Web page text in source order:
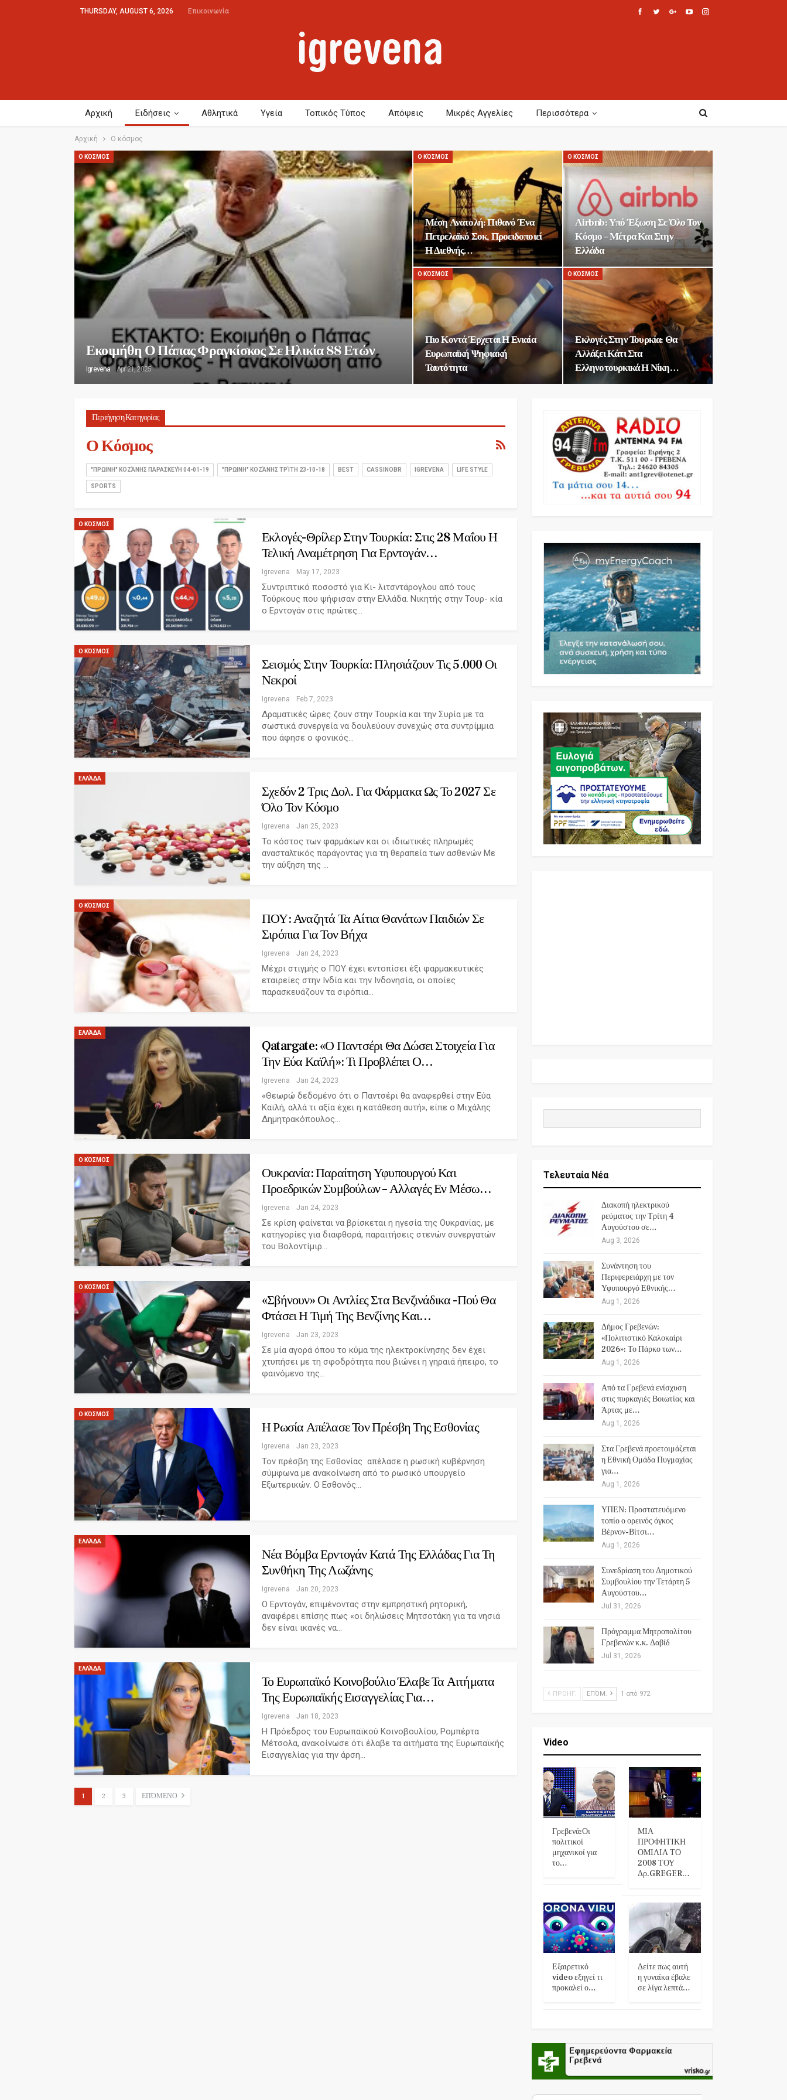
THURSDAY, AUGUST 6, 2026 Επικοινωνία
Αρχική Ειδήσεις Αθλητικά Υγεία Τοπικός Τύπος Απόψεις Μικρές Αγγελίες Περισσότερα
Αρχική Ο κόσμος
Ο ΚΌΣΜΟΣ
Εκοιμήθη Ο Πάπας Φραγκίσκος Σε Ηλικία 88 Ετών
Igrevena Apr 21, 2025
Ο ΚΌΣΜΟΣ
Μέση Ανατολή: Πιθανό Ένα
Πετρελαϊκό Σοκ, Προειδοποιεί
Η Διεθνής…
Ο ΚΌΣΜΟΣ
Αirbnb: Υπό Έξωση Σε Όλο Τον
Κόσμο – Μέτρα Και Στην
Ελλάδα
Ο ΚΌΣΜΟΣ
Πιο Κοντά Έρχεται Η Ενιαία
Ευρωπαϊκή Ψηφιακή
Ταυτότητα
Ο ΚΌΣΜΟΣ
Εκλογές Στην Τουρκία: Θα
Αλλάξει Κάτι Στα
Ελληνοτουρκικά Η Νίκη…
Περιήγηση Κατηγορίας
Ο Κόσμος
"ΠΡΩΙΝΗ" ΚΟΖΆΝΗΣ ΠΑΡΑΣΚΕΥΉ 04-01-19 "ΠΡΩΙΝΗ" ΚΟΖΆΝΗΣ ΤΡΊΤΗ 23-10-18 BEST CASSINOBR IGREVENA LIFE STYLE
SPORTS
Ο ΚΌΣΜΟΣ
Εκλογές-Θρίλερ Στην Τουρκία: Στις 28 Μαΐου Η
Τελική Αναμέτρηση Για Ερντογάν…
Igrevena May 17, 2023
Συντριπτικό ποσοστό για Κι- λιτσντάρογλου από τους
Τούρκους που ψήφισαν στην Ελλάδα. Νικητής στην Τουρ- κία
ο Ερντογάν στις πρώτες…
Ο ΚΌΣΜΟΣ
Σεισμός Στην Τουρκία: Πλησιάζουν Τις 5.000 Οι
Νεκροί
Igrevena Feb 7, 2023
Δραματικές ώρες ζουν στην Τουρκία και την Συρία με τα
σωστικά συνεργεία να δουλεύουν συνεχώς στα συντρίμμια
που άφησε ο φονικός…
ΕΛΛΆΔΑ
Σχεδόν 2 Τρις Δολ. Για Φάρμακα Ως Το 2027 Σε
Όλο Τον Κόσμο
Igrevena Jan 25, 2023
Το κόστος των φαρμάκων και οι ιδιωτικές πληρωμές
ανασταλτικός παράγοντας για τη θεραπεία των ασθενών Με
την αύξηση της …
Ο ΚΌΣΜΟΣ
ΠΟΥ: Αναζητά Τα Αίτια Θανάτων Παιδιών Σε
Σιρόπια Για Τον Βήχα
Igrevena Jan 24, 2023
Μέχρι στιγμής ο ΠΟΥ έχει εντοπίσει έξι φαρμακευτικές
εταιρείες στην Ινδία και την Ινδονησία, οι οποίες
παρασκευάζουν τα σιρόπια…
ΕΛΛΆΔΑ
Qatargate: «Ο Παντσέρι Θα Δώσει Στοιχεία Για
Την Εύα Καϊλή»: Τι Προβλέπει Ο…
Igrevena Jan 24, 2023
«Θεωρώ δεδομένο ότι ο Παντσέρι θα αναφερθεί στην Εύα
Καϊλή, αλλά τι αξία έχει η κατάθεση αυτή», είπε ο Μιχάλης
Δημητρακόπουλος…
Ο ΚΌΣΜΟΣ
Ουκρανία: Παραίτηση Υφυπουργού Και
Προεδρικών Συμβούλων – Αλλαγές Εν Μέσω…
Igrevena Jan 24, 2023
Σε κρίση φαίνεται να βρίσκεται η ηγεσία της Ουκρανίας, με
κατηγορίες για διαφθορά, παραιτήσεις στενών συνεργατών
του Βολοντίμιρ…
Ο ΚΌΣΜΟΣ
«Σβήνουν» Οι Αντλίες Στα Βενζινάδικα -Πού Θα
Φτάσει Η Τιμή Της Βενζίνης Και…
Igrevena Jan 23, 2023
Σε μία αγορά όπου το κύμα της ηλεκτροκίνησης δεν έχει
χτυπήσει με τη σφοδρότητα που βιώνει η γηραιά ήπειρο, το
φαινόμενο της…
Ο ΚΌΣΜΟΣ
Η Ρωσία Απέλασε Τον Πρέσβη Της Εσθονίας
Igrevena Jan 23, 2023
Τον πρέσβη της Εσθονίας απέλασε η ρωσική κυβέρνηση
σύμφωνα με ανακοίνωση από το ρωσικό υπουργείο
Εξωτερικών. Ο Εσθονός…
ΕΛΛΆΔΑ
Νέα Βόμβα Ερντογάν Κατά Της Ελλάδας Για Τη
Συνθήκη Της Λωζάνης
Igrevena Jan 20, 2023
Ο Ερντογάν, επιμένοντας στην εμπρηστική ρητορική,
αναφέρει επίσης πως «οι δηλώσεις Μητσοτάκη για τα νησιά
δεν είναι ικανές να…
ΕΛΛΆΔΑ
Το Ευρωπαϊκό Κοινοβούλιο Έλαβε Τα Αιτήματα
Της Ευρωπαϊκής Εισαγγελίας Για…
Igrevena Jan 18, 2023
Η Πρόεδρος του Ευρωπαϊκού Κοινοβουλίου, Ρομπέρτα
Μέτσολα, ανακοίνωσε ότι έλαβε τα αιτήματα της Ευρωπαϊκής
Εισαγγελίας για την άρση…
1 2 3 ΕΠΌΜΕΝΟ
Τελευταία Νέα
Διακοπή ηλεκτρικού
ρεύματος την Τρίτη 4
Αυγούστου σε…
Aug 3, 2026
Συνάντηση του
Περιφερειάρχη με τον
Υφυπουργό Εθνικής…
Aug 1, 2026
Δήμος Γρεβενών:
«Πολιτιστικό Καλοκαίρι
2026»: Το Πάρκο των…
Aug 1, 2026
Από τα Γρεβενά ενίσχυση
στις πυρκαγιές Βοιωτίας και
Άρτας με…
Aug 1, 2026
Στα Γρεβενά προετοιμάζεται
η Εθνική Ομάδα Πυγμαχίας
για…
Aug 1, 2026
ΥΠΕΝ: Προστατευόμενο
τοπίο ο ορεινός όγκος
Βέρνον-Βίτσι…
Aug 1, 2026
Συνεδρίαση του Δημοτικού
Συμβουλίου την Τετάρτη 5
Αυγούστου…
Jul 31, 2026
Πρόγραμμα Μητροπολίτου
Γρεβενών κ.κ. Δαβίδ
Jul 31, 2026
ΠΡΟΗΓ. ΕΠΌΜ. 1 από 972
Video
Γρεβενά:Οι
πολιτικοί
μηχανικοί για
το…
ΜΙΑ
ΠΡΟΦΗΤΙΚΗ
ΟΜΙΛΙΑ ΤΟ
2008 ΤΟΥ
Δρ.GREGER…
Εξαιρετικό
video εξηγεί τι
προκαλεί ο…
Δείτε πως αυτή
η γυναίκα έβαλε
σε λίγα λεπτά…